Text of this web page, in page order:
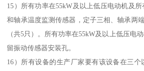
15）所有功率在55kW及以上低压电动机及
和轴承温度监测传感器，定子三相、轴承两
（共5只）。所有功率在55kW及以上低压电
留振动传感器安装孔。
16）所有设备的生产厂家要有该设备在三